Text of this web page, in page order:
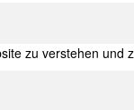
zu verstehen